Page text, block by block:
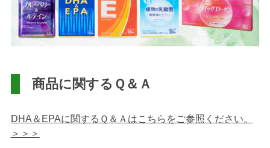
商品に関するＱ＆Ａ
DHA＆EPAに関するＱ＆Ａはこちらをご参照ください。
＞＞＞